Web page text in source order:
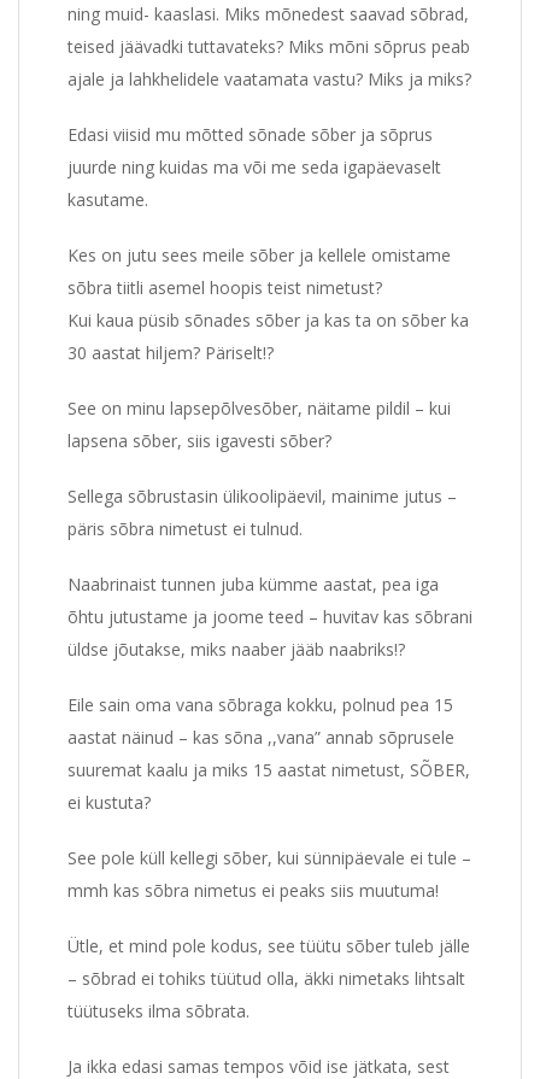
ning muid- kaaslasi. Miks mõnedest saavad sõbrad,
teised jäävadki tuttavateks? Miks mõni sõprus peab
ajale ja lahkhelidele vaatamata vastu? Miks ja miks?
Edasi viisid mu mõtted sõnade sõber ja sõprus
juurde ning kuidas ma või me seda igapäevaselt
kasutame.
Kes on jutu sees meile sõber ja kellele omistame
sõbra tiitli asemel hoopis teist nimetust?
Kui kaua püsib sõnades sõber ja kas ta on sõber ka
30 aastat hiljem? Päriselt!?
See on minu lapsepõlvesõber, näitame pildil – kui
lapsena sõber, siis igavesti sõber?
Sellega sõbrustasin ülikoolipäevil, mainime jutus –
päris sõbra nimetust ei tulnud.
Naabrinaist tunnen juba kümme aastat, pea iga
õhtu jutustame ja joome teed – huvitav kas sõbrani
üldse jõutakse, miks naaber jääb naabriks!?
Eile sain oma vana sõbraga kokku, polnud pea 15
aastat näinud – kas sõna ,,vana” annab sõprusele
suuremat kaalu ja miks 15 aastat nimetust, SÕBER,
ei kustuta?
See pole küll kellegi sõber, kui sünnipäevale ei tule –
mmh kas sõbra nimetus ei peaks siis muutuma!
Ütle, et mind pole kodus, see tüütu sõber tuleb jälle
– sõbrad ei tohiks tüütud olla, äkki nimetaks lihtsalt
tüütuseks ilma sõbrata.
Ja ikka edasi samas tempos võid ise jätkata, sest